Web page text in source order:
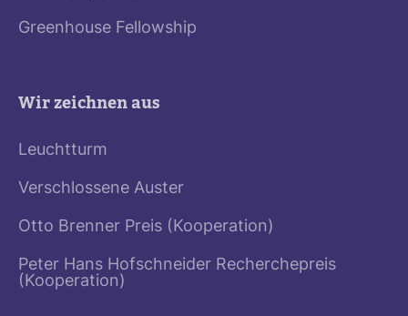
Greenhouse Fellowship
Wir zeichnen aus
Leuchtturm
Verschlossene Auster
Otto Brenner Preis (Kooperation)
Peter Hans Hofschneider Recherchepreis
(Kooperation)